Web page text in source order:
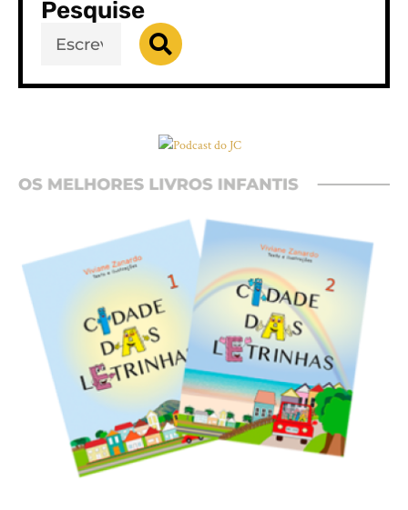
Pesquise